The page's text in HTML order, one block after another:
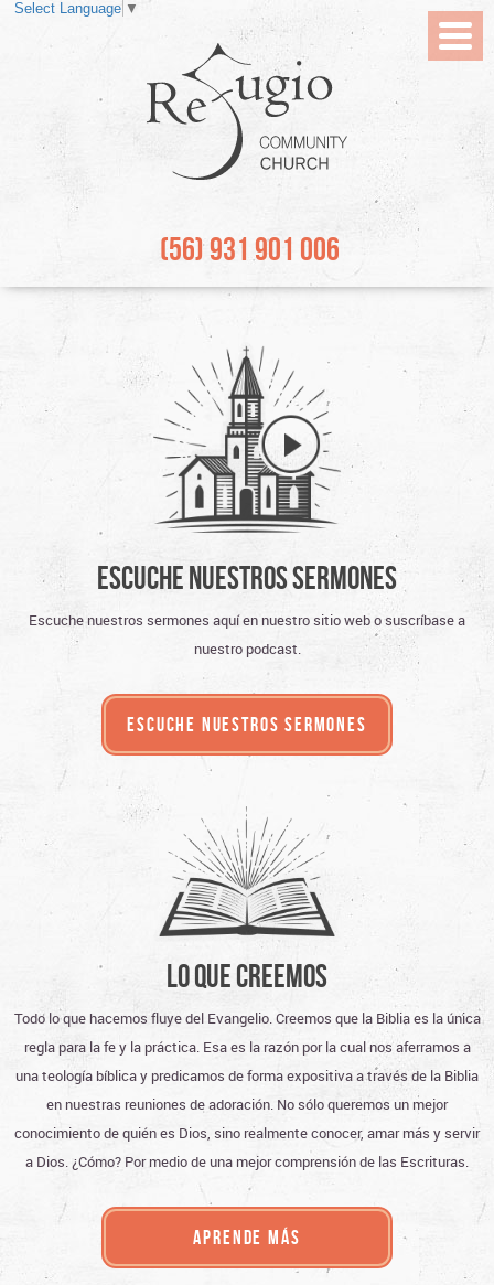
Select Language ▼
(56) 931 901 006
Menu
Escuche Nuestros Sermones
Escuche nuestros sermones aquí en nuestro sitio web o suscríbase a
nuestro podcast.
ESCUCHE NUESTROS SERMONES
Lo Que Creemos
Todo lo que hacemos fluye del Evangelio.Creemos que la Biblia es la única
regla para la fe y la práctica. Esaes la razón por la cual nos aferramos a
una teología bíblica y predicamos de forma expositiva a través de la Biblia
en nuestras reuniones de adoración. No sólo queremos un mejor
conocimiento de quién es Dios, sino realmente conocer, amar más y servir
a Dios. ¿Cómo? Por medio de una mejor comprensión de las Escrituras.
APRENDE MÁS